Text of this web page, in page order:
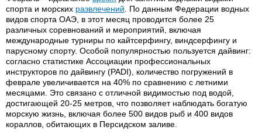
спорта и морских развлечений . По данным Федерации водных
видов спорта ОАЭ, в этот месяц проводится более 25
различных соревнований и мероприятий, включая
международные турниры по кайтсерфингу, виндсерфингу и
парусному спорту. Особой популярностью пользуется дайвинг:
согласно статистике Ассоциации профессиональных
инструкторов по дайвингу (PADI), количество погружений в
феврале увеличивается на 40% по сравнению с летними
месяцами. Это связано с отличной видимостью под водой,
достигающей 20-25 метров, что позволяет наблюдать богатую
морскую жизнь, включая более 500 видов рыб и 400 видов
кораллов, обитающих в Персидском заливе.